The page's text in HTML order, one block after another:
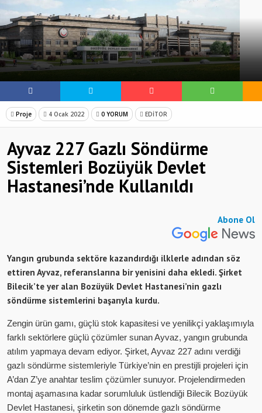
Beklentiler 5-16 “Aşçı Üşümesin”
Proje 4 Ocak 2022 0 YORUM EDİTOR
Ayvaz 227 Gazlı Söndürme
Sistemleri Bozüyük Devlet
Hastanesi’nde Kullanıldı
Abone Ol
Yangın grubunda sektöre kazandırdığı ilklerle adından söz
ettiren Ayvaz, referanslarına bir yenisini daha ekledi. Şirket
Bilecik’te yer alan Bozüyük Devlet Hastanesi’nin gazlı
söndürme sistemlerini başarıyla kurdu.
Zengin ürün gamı, güçlü stok kapasitesi ve yenilikçi yaklaşımıyla
farklı sektörlere güçlü çözümler sunan Ayvaz, yangın grubunda
atılım yapmaya devam ediyor. Şirket, Ayvaz 227 adını verdiği
gazlı söndürme sistemleriyle Türkiye’nin en prestijli projeleri için
A’dan Z’ye anahtar teslim çözümler sunuyor. Projelendirmeden
montaj aşamasına kadar sorumluluk üstlendiği Bilecik Bozüyük
Devlet Hastanesi, şirketin son dönemde gazlı söndürme